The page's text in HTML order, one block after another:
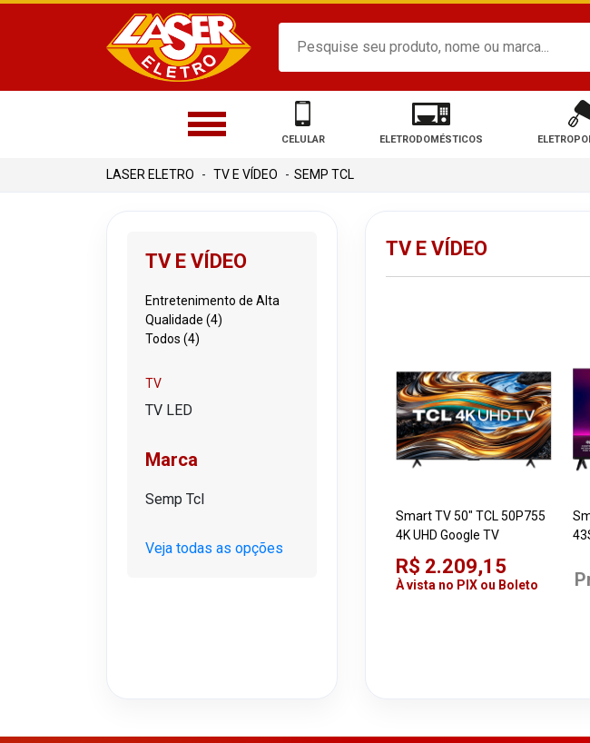
CELULAR ELETRODOMÉSTICOS
TV E VÍDEO SEMP TCL
TV E VÍDEO
Entretenimento de Alta
Qualidade (4)
Todos (4)
TV
TV LED
Marca
Semp Tcl
Veja todas as opções
TV E VÍDEO
Smart TV 50" TCL 50P755
4K UHD Google TV
R$ 2.209,15
À vista no PIX ou Boleto